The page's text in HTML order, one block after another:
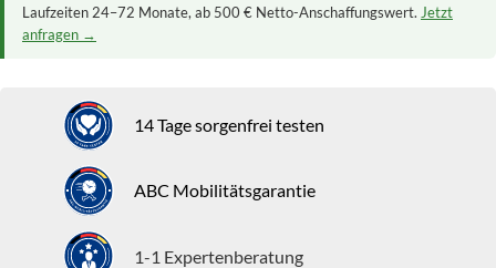
Laufzeiten 24–72 Monate, ab 500 € Netto-Anschaffungswert. Jetzt
anfragen →
14 Tage sorgenfrei testen
ABC Mobilitätsgarantie
1-1 Expertenberatung